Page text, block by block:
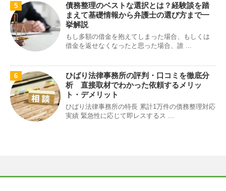
5
債務整理のベストな選択とは？経験談を踏
まえて基礎情報から弁護士の選び方まで一
挙解説
もし多額の借金を抱えてしまった場合、もしくは
借金を返せなくなったと思った場合、誰 ...
6
ひばり法律事務所の評判・口コミを徹底分
析 直接取材でわかった依頼するメリッ
ト・デメリット
ひばり法律事務所の特長 累計1万件の債務整理対応
実績 緊急性に応じて即レスするス ...